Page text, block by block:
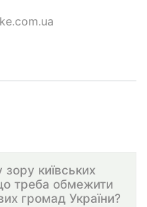
київських
треба обмежити
громад України?